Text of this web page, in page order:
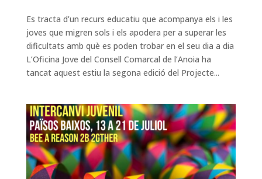
Es tracta d’un recurs educatiu que acompanya els i les
joves que migren sols i els apodera per a superar les
dificultats amb què es poden trobar en el seu dia a dia
L’Oficina Jove del Consell Comarcal de l’Anoia ha
tancat aquest estiu la segona edició del Projecte...